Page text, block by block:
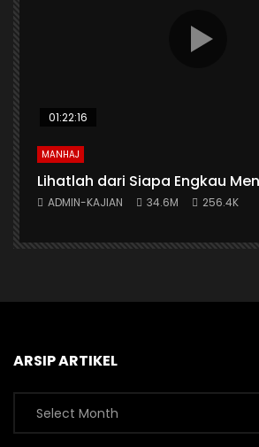
01:22:16
MANHAJ
Lihatlah dari Siapa Engkau
ADMIN-KAJIAN 34.6M 256.4K
ARSIP ARTIKEL
Arsip
Artikel